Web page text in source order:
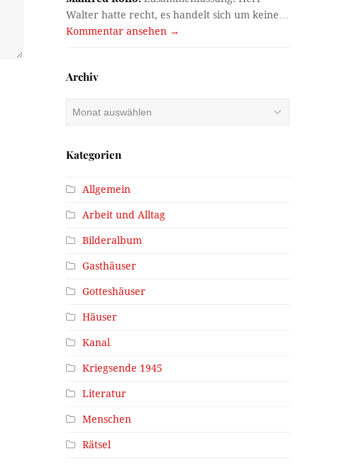
Walter hatte recht, es handelt sich um keine…
Kommentar ansehen →
Archiv
Kategorien
Allgemein
Arbeit und Alltag
Bilderalbum
Gasthäuser
Gotteshäuser
Häuser
Kanal
Kriegsende 1945
Literatur
Menschen
Rätsel